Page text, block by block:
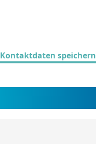
Kontaktdaten speichern